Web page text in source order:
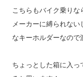
こちらもバイク乗りな
メーカーに縛られな
なキーホルダーなので
ちょっとした箱に入っ